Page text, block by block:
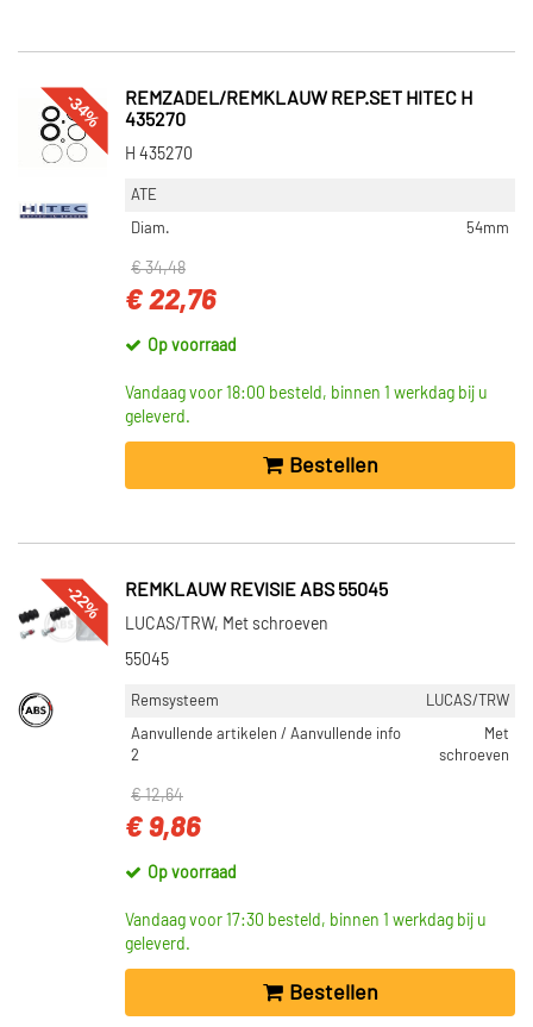
-34%
REMZADEL/REMKLAUW REP.SET HITEC H
435270
H 435270
ATE
Diam.
54mm
€ 34,48
€ 22,76
Op voorraad
Vandaag voor 18:00 besteld, binnen 1 werkdag bij u
geleverd.
Bestellen
-22% REMKLAUW REVISIE ABS 55045
LUCAS/TRW, Met schroeven
55045
Remsysteem
LUCAS/TRW
Aanvullende artikelen / Aanvullende info
2
Met
schroeven
€ 12,64
€ 9,86
Op voorraad
Vandaag voor 17:30 besteld, binnen 1 werkdag bij u
geleverd.
Bestellen